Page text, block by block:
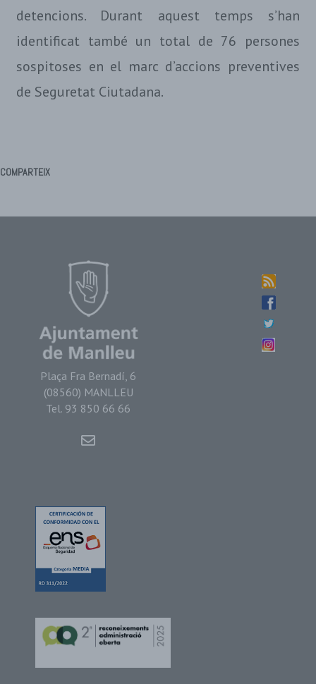
detencions. Durant aquest temps s’han
identificat també un total de 76 persones
sospitoses en el marc d’accions preventives
de Seguretat Ciutadana.
COMPARTEIX
Plaça Fra Bernadí, 6
(08560) MANLLEU
Tel. 93 850 66 66